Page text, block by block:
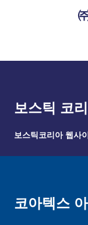
보스틱 코
보스틱코리아 웹사
코아텍스